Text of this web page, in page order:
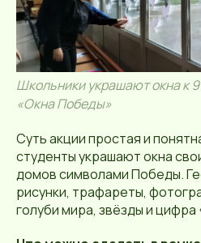
Школьники украшают окна к
«Окна Победы»
Суть акции простая и
студенты украшают окна
домов символами Победы.
рисунки, трафареты,
голуби мира, звёзды и цифра